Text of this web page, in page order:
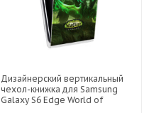
Дизайнерский вертикальный
чехол-книжка для Samsung
Galaxy S6 Edge World of